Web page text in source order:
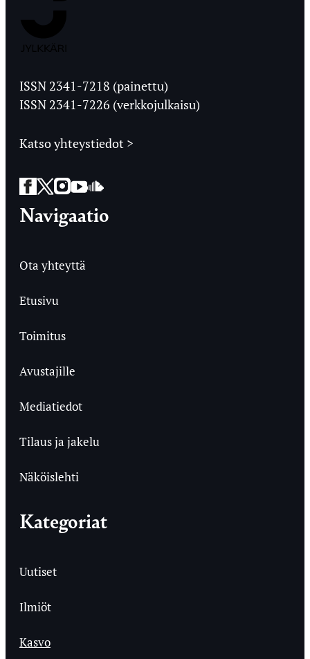
Ylioppilaslehti
ISSN 2341-7218 (painettu)
ISSN 2341-7226 (verkkojulkaisu)
Katso yhteystiedot >
Facebook
Twitter
Instagram
YouTube
SoundCloud
Navigaatio
Ota yhteyttä
Etusivu
Toimitus
Avustajille
Mediatiedot
Tilaus ja jakelu
Näköislehti
Kategoriat
Uutiset
Ilmiöt
Kasvo